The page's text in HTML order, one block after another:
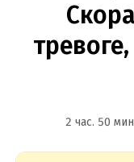
2 час. 50